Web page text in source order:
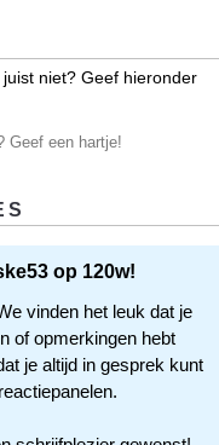
niet? Geef hieronder
Geef een hartje!
op 120w!
vinden het leuk dat je
of opmerkingen hebt
je altijd in gesprek kunt